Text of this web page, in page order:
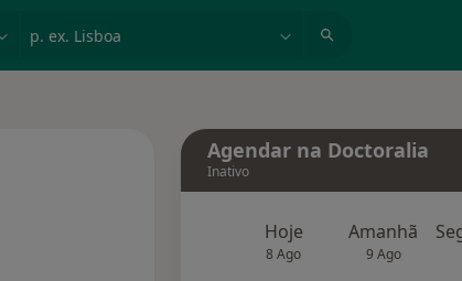
Agendar na Doctoralia
Inativo
Hoje
8 Ago
Amanhã
9 Ago